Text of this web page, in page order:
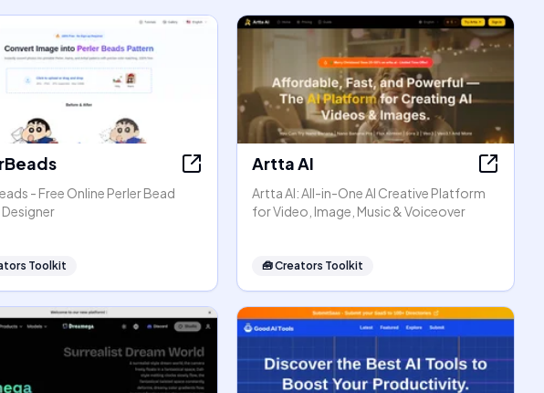
- Free Online Perler Bead
Toolkit
Artta AI
Artta AI: All-in-One AI Creative Platform
for Video, Image, Music & Voiceover
🧰Creators Toolkit